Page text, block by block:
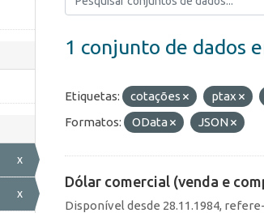
x
x
1 conjunto de dados
Etiquetas: cotações ptax
Formatos:
OData JSON
Dólar comercial (venda e
Disponível desde 28.11.1984,